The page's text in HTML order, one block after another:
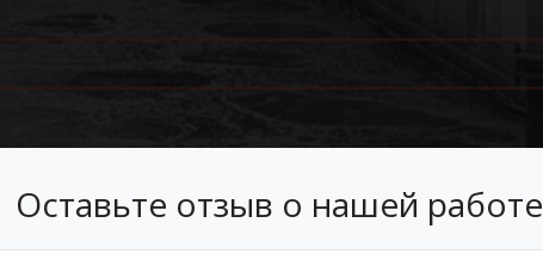
Оставьте отзыв о нашей работе